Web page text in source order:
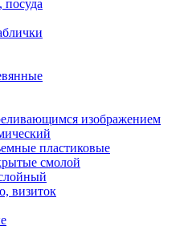
посуда
изображением
пластиковые
смолой
визиток